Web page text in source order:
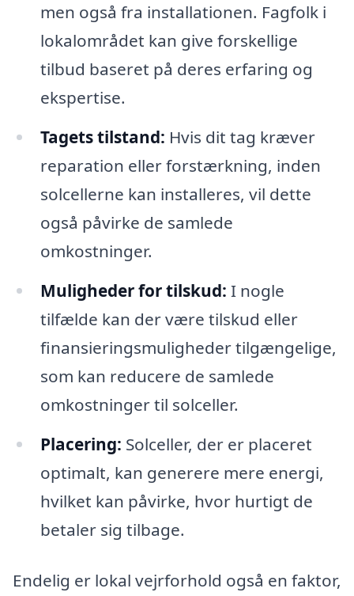
men også fra installationen. Fagfolk i
lokalområdet kan give forskellige
tilbud baseret på deres erfaring og
ekspertise.
Tagets tilstand: Hvis dit tag kræver
reparation eller forstærkning, inden
solcellerne kan installeres, vil dette
også påvirke de samlede
omkostninger.
Muligheder for tilskud: I nogle
tilfælde kan der være tilskud eller
finansieringsmuligheder tilgængelige,
som kan reducere de samlede
omkostninger til solceller.
Placering: Solceller, der er placeret
optimalt, kan generere mere energi,
hvilket kan påvirke, hvor hurtigt de
betaler sig tilbage.
Endelig er lokal vejrforhold også en faktor,